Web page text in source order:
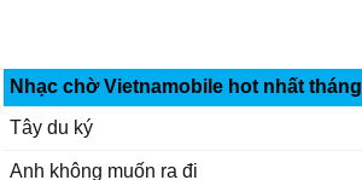
Nhạc chờ Vietnamobile hot nhất tháng
Tây du ký
Anh không muốn ra đi